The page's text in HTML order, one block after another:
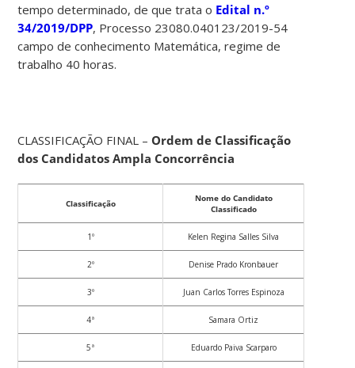
tempo determinado, de que trata o Edital n.º
34/2019/DPP, Processo 23080.040123/2019-54
campo de conhecimento Matemática, regime de
trabalho 40 horas.
CLASSIFICAÇÃO FINAL – Ordem de Classificação
dos Candidatos Ampla Concorrência
Classificação
Nome do Candidato
Classificado
1º Kelen Regina Salles Silva
2º Denise Prado Kronbauer
3º Juan Carlos Torres Espinoza
4ª Samara Ortiz
5ª Eduardo Paiva Scarparo